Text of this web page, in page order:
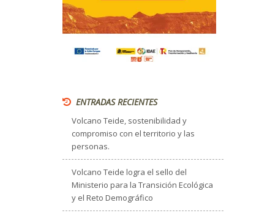
ENTRADAS RECIENTES
Volcano Teide, sostenibilidad y
compromiso con el territorio y las
personas.
Volcano Teide logra el sello del
Ministerio para la Transición Ecológica
y el Reto Demográfico